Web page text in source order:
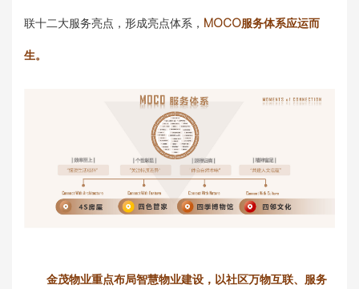
联十二大服务亮点，形成亮点体系， MOCO服务体系应运而
生。
金茂物业重点布局智慧物业建设，以社区万物互联、服务